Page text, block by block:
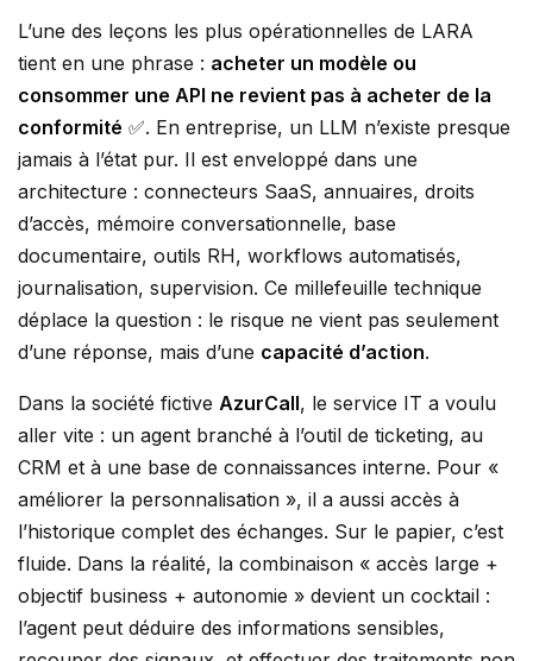
L’une des leçons les plus opérationnelles de LARA
tient en une phrase : acheter un modèle ou
consommer une API ne revient pas à acheter de la
conformité ✅. En entreprise, un LLM n’existe presque
jamais à l’état pur. Il est enveloppé dans une
architecture : connecteurs SaaS, annuaires, droits
d’accès, mémoire conversationnelle, base
documentaire, outils RH, workflows automatisés,
journalisation, supervision. Ce millefeuille technique
déplace la question : le risque ne vient pas seulement
d’une réponse, mais d’une capacité d’action.
Dans la société fictive AzurCall, le service IT a voulu
aller vite : un agent branché à l’outil de ticketing, au
CRM et à une base de connaissances interne. Pour «
améliorer la personnalisation », il a aussi accès à
l’historique complet des échanges. Sur le papier, c’est
fluide. Dans la réalité, la combinaison « accès large +
objectif business + autonomie » devient un cocktail :
l’agent peut déduire des informations sensibles,